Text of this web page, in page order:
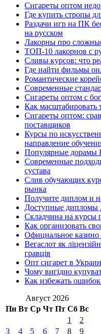
Сигареты оптом
Где купить стропы
Раздачи игр на ПК
на русском
Лакорны про
ТОП-10 лакорнов с
Сливы курсов: что
Где найти фильмы
Романтические
Современные
Сигареты оптом с
Как масштабировать
Сигареты оптом:
поставщиков
Курсы по
направление
Популярные дорамы
Современные
сустава
Слив обучающих
рынка
Получите диплом и
Доступные дипломы
Складчина на курсы
Как организовать
Официальное казино
Вегаслот як
гравців
Опт сигарет в
Чому вигідно
Как избежать
Август 2026
Пн Вт Ср Чт Пт Сб Вс
1
2
3
4 5 6 7 8
9